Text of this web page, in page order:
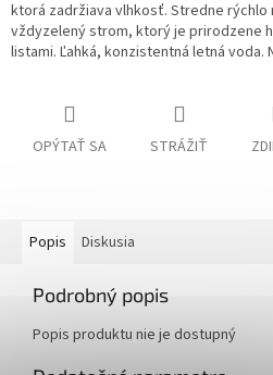
ktorá zadržiava vlhkosť. Stredne rýchlo
vždyzelený strom, ktorý je prirodzene
listami. Ľahká, konzistentná letná voda.
OPÝTAŤ SA STRÁŽIŤ
Popis Diskusia
Podrobný popis
Popis produktu nie je dostupný